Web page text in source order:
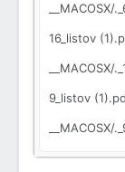
__MACOSX/
16_listov
__MACOSX/
9_listov
__MACOSX/
4_lista.pdf